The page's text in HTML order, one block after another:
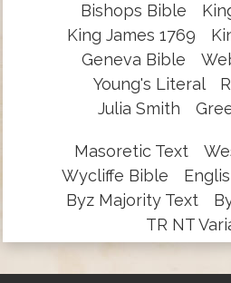
Bishops Bible
King James 1769
Geneva Bible
Young's Literal
Julia Smith
Masoretic Text
Wycliffe Bible
Byz Majority Text
TR NT